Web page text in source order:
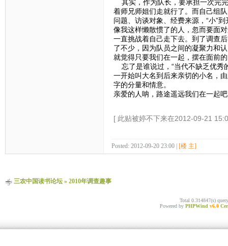
其实，作为队长，要承担一次完
着师兄师姐们走就行了。而自己组
问题、访谈对象、经费来源，“小”
像我这样懒散惯了的人，忽而要面
一直挑战着自己走下去。到了调查
了不少，因为队员之间的凝聚力和
就觉得只要我们在一起，摆在面前
忘了是谁说过，“当代不缺乏优秀
一开始叫大名到后来亲切的小名，
字的分量和情意。
亲爱的人呐，路途遥远我们在一起
[ 此贴被婷不下来在2012-09-21
Posted: 2012-09-20 23:00 | [楼 主]
三农中国读书论坛» 2010年调查趣事
Total 0.314847(s)
Powered by PHPWind v6.0